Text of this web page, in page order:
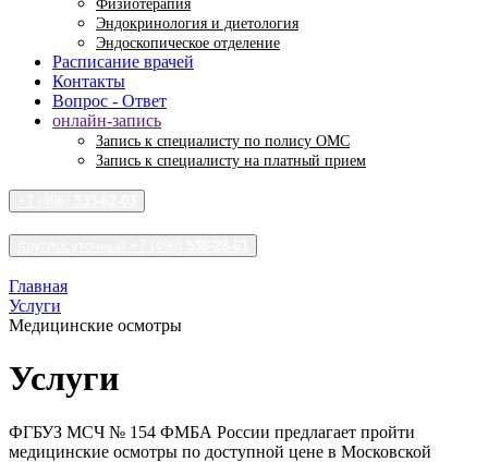
Физиотерапия
Эндокринология и диетология
Эндоскопическое отделение
Расписание врачей
Контакты
Вопрос - Ответ
онлайн-запись
Запись к специалисту по полису ОМС
Запись к специалисту на платный прием
Главная
Услуги
Медицинские осмотры
Услуги
ФГБУЗ МСЧ № 154 ФМБА России предлагает пройти
медицинские осмотры по доступной цене в Московской